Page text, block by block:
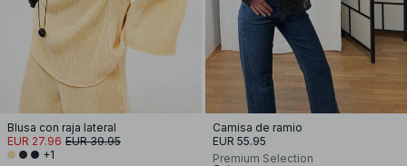
Blusa con raja lateral
EUR 27.96 EUR 39.95
+1
Camisa de ramio
EUR 55.95
Premium Selection